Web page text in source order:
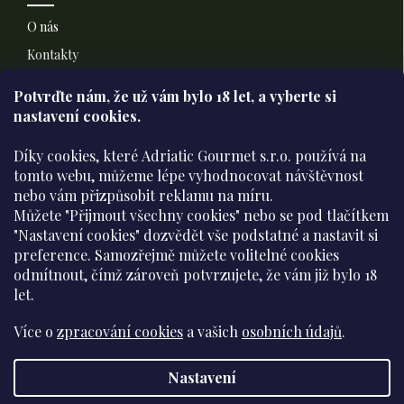
Potvrďte nám​​, že už vám bylo 18 let, a vyberte si
nastavení cookies.
Díky cookies, které Adriatic Gourmet s.r.o. používá na
tomto webu, můžeme lépe vyhodnocovat návštěvnost
nebo vám přizpůsobit reklamu na míru.
Můžete "Přijmout všechny cookies" nebo se pod tlačítkem
"Nastavení cookies" dozvědět vše podstatné a nastavit si
preference. Samozřejmě můžete volitelné cookies
odmítnout, čímž zároveň potvrzujete, že vám již bylo 18
let.
Více o zpracování cookies a vašich osobních údajů.
Nastavení
O nás
Kontakty
Všeobecné obchodní podmínky
Podmínky ochrany osobních údajů
Moje objednávka
Přijímáme online platby